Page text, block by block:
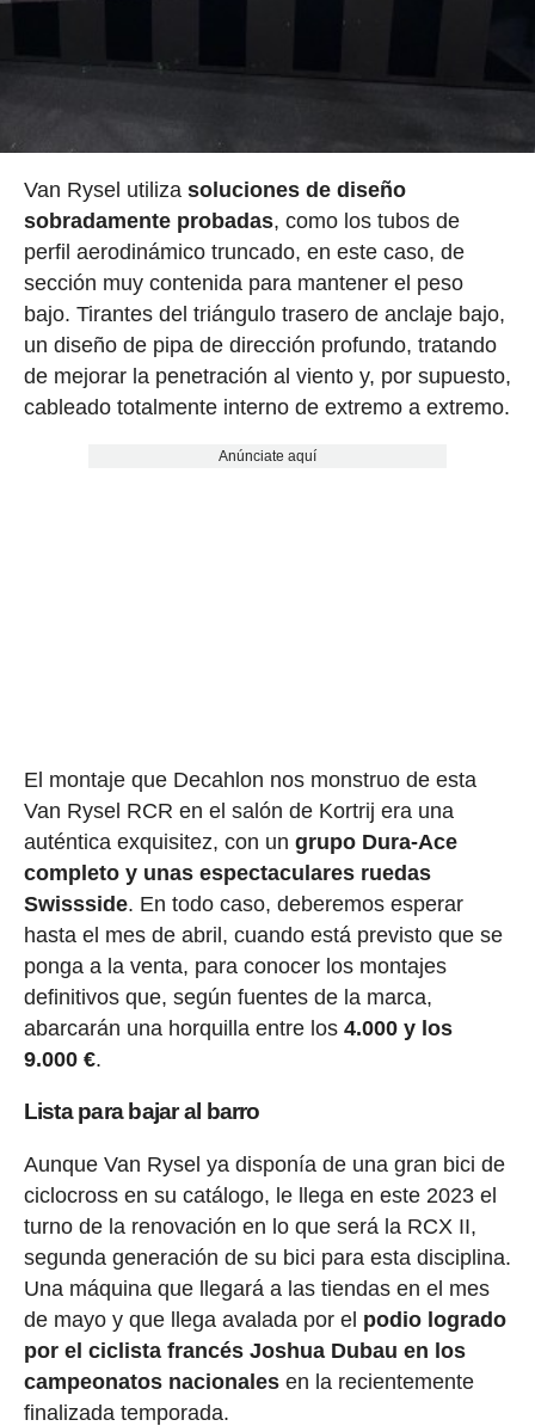
Van Rysel utiliza soluciones de diseño
sobradamente probadas, como los tubos de
perfil aerodinámico truncado, en este caso, de
sección muy contenida para mantener el peso
bajo. Tirantes del triángulo trasero de anclaje bajo,
un diseño de pipa de dirección profundo, tratando
de mejorar la penetración al viento y, por supuesto,
cableado totalmente interno de extremo a extremo.
Anúnciate aquí
El montaje que Decahlon nos monstruo de esta
Van Rysel RCR en el salón de Kortrij era una
auténtica exquisitez, con un grupo Dura-Ace
completo y unas espectaculares ruedas
Swissside. En todo caso, deberemos esperar
hasta el mes de abril, cuando está previsto que se
ponga a la venta, para conocer los montajes
definitivos que, según fuentes de la marca,
abarcarán una horquilla entre los 4.000 y los
9.000 €.
Lista para bajar al barro
Aunque Van Rysel ya disponía de una gran bici de
ciclocross en su catálogo, le llega en este 2023 el
turno de la renovación en lo que será la RCX II,
segunda generación de su bici para esta disciplina.
Una máquina que llegará a las tiendas en el mes
de mayo y que llega avalada por el podio logrado
por el ciclista francés Joshua Dubau en los
campeonatos nacionalesen la recientemente
finalizada temporada.